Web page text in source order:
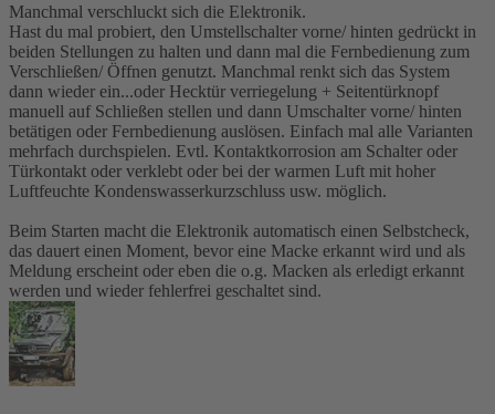
Manchmal verschluckt sich die Elektronik.
Hast du mal probiert, den Umstellschalter vorne/ hinten gedrückt in
beiden Stellungen zu halten und dann mal die Fernbedienung zum
Verschließen/ Öffnen genutzt. Manchmal renkt sich das System
dann wieder ein...oder Hecktür verriegelung + Seitentürknopf
manuell auf Schließen stellen und dann Umschalter vorne/ hinten
betätigen oder Fernbedienung auslösen. Einfach mal alle Varianten
mehrfach durchspielen. Evtl. Kontaktkorrosion am Schalter oder
Türkontakt oder verklebt oder bei der warmen Luft mit hoher
Luftfeuchte Kondenswasserkurzschluss usw. möglich.
Beim Starten macht die Elektronik automatisch einen Selbstcheck,
das dauert einen Moment, bevor eine Macke erkannt wird und als
Meldung erscheint oder eben die o.g. Macken als erledigt erkannt
werden und wieder fehlerfrei geschaltet sind.